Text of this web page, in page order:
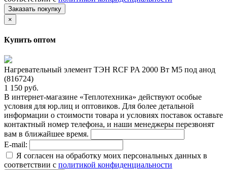
Заказать покупку
×
Купить оптом
Нагревательный элемент ТЭН RCF PA 2000 Вт M5 под анод
(816724)
1 150 руб.
В интернет-магазине «Теплотехника» действуют особые
условия для юр.лиц и оптовиков. Для более детальной
информации о стоимости товара и условиях поставок оставьте
контактный номер телефона, и наши менеджеры перезвонят
вам в ближайшее время.
E-mail:
Я согласен на обработку моих персональных данных в
соответствии с политикой конфиденциальности